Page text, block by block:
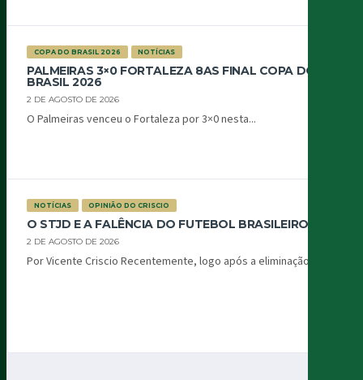
COPA DO BRASIL 2026 NOTÍCIAS
PALMEIRAS 3×0 FORTALEZA 8AS FINAL COPA DO
BRASIL 2026
2 DE AGOSTO DE 2026
O Palmeiras venceu o Fortaleza por 3×0 nesta...
NOTÍCIAS OPINIÃO DO CRISCIO
O STJD E A FALÊNCIA DO FUTEBOL BRASILEIRO
2 DE AGOSTO DE 2026
Por Vicente Criscio Recentemente, logo após a eliminação...